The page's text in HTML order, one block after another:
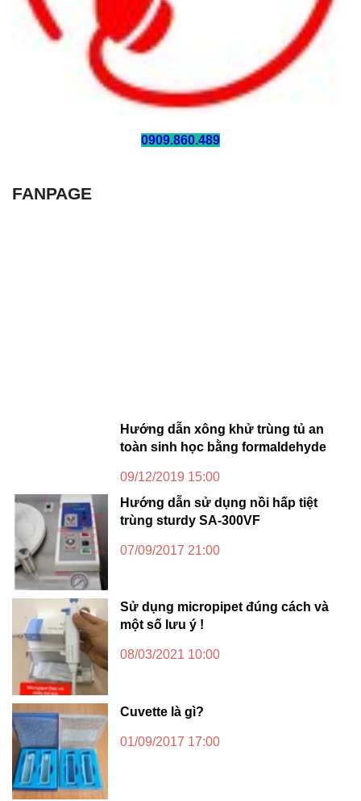
0909.860.489
FANPAGE
Hướng dẫn xông khử trùng tủ an
toàn sinh học bằng formaldehyde
09/12/2019 15:00
Hướng dẫn sử dụng nồi hấp tiệt
trùng sturdy SA-300VF
07/09/2017 21:00
Sử dụng micropipet đúng cách và
một số lưu ý !
08/03/2021 10:00
Cuvette là gì?
01/09/2017 17:00